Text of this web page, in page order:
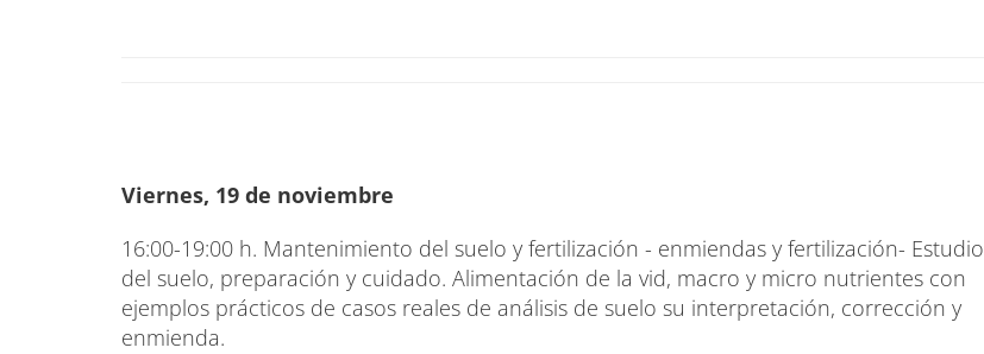
Viernes, 19 de noviembre
16:00-19:00 h. Mantenimiento del suelo y fertilización - enmiendas y fertilización- Estudio
del suelo, preparación y cuidado. Alimentación de la vid, macro y micro nutrientes con
ejemplos prácticos de casos reales de análisis de suelo su interpretación, corrección y
enmienda.